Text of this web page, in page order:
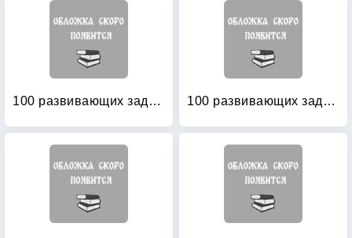
100 развивающих заданий для девочек 100 развивающих заданий для девочек